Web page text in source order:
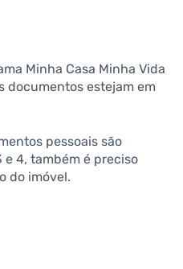
Minha Casa Minha Vida
documentos estejam em
pessoais são
e 4, também é preciso
do imóvel.